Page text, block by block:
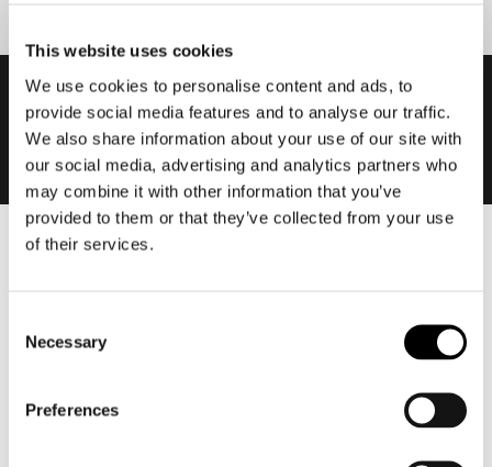
This website uses cookies
We use cookies to personalise content and ads, to
provide social media features and to analyse our traffic.
We also share information about your use of our site with
our social media, advertising and analytics partners who
may combine it with other information that you’ve
provided to them or that they’ve collected from your use
of their services.
Selection
Necessary
Preferences
Motorbroek heren
Motorjeans heren